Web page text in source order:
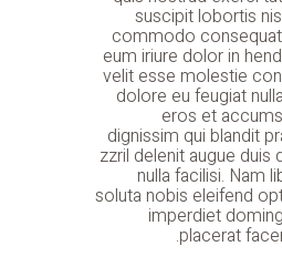
suscipit lobortis
commodo
eum iriure dolor in
velit esse molestie
dolore eu feugiat
eros et
dignissim qui blandit
zzril delenit augue
nulla facilisi. Nam
soluta nobis eleifend
imperdiet
placerat